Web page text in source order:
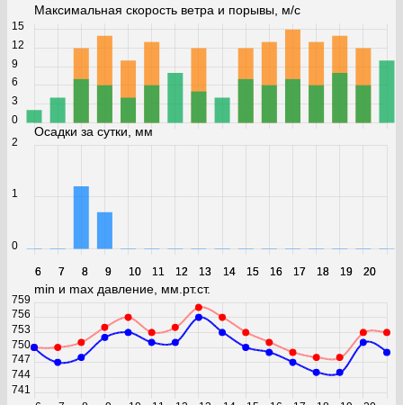
Максимальная скорость ветра и порывы, м/с
6 7 8 9 10 11 12 13 14 15 16 17 18 19 20
0
3
6
9
12
15
Осадки за сутки, мм
6 7 8 9 10 11 12 13 14 15 16 17 18 19 20
0
1
2
min и max давление, мм.рт.ст.
741
744
747
750
753
756
759